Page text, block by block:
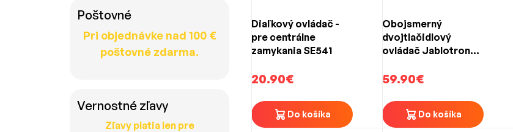
Poštovné
Pri objednávke nad 100 €
poštovné zdarma.
Vernostné zľavy
Zľavy platia len pre
Diaľkový ovládač -
pre centrálne
zamykania SE541
20.90€
Do košíka
Obojsmerný
dvojtlačidlový
ovládač Jablotron
59.90€
Do košíka